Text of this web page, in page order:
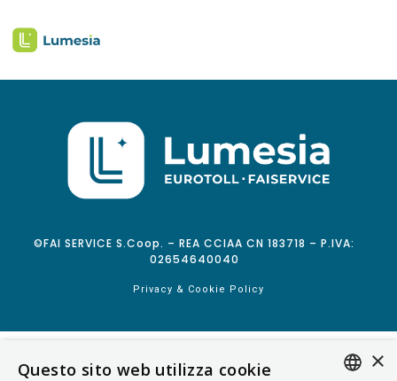
©FAI SERVICE S.Coop. – REA CCIAA CN 183718 – P.IVA:
02654640040
Privacy & Cookie Policy
×
Questo sito web utilizza cookie